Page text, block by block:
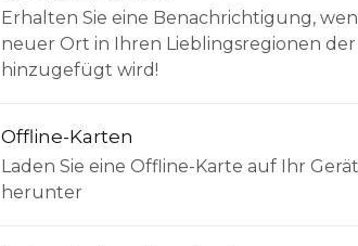
Erhalten Sie eine Benachrichtigung,
neuer Ort in Ihren Lieblingsregionen
hinzugefügt wird!
Offline-Karten
Laden Sie eine Offline-Karte auf Ihr Gerät
herunter